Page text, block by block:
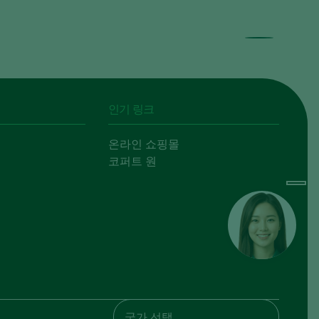
인기 링크
온라인 쇼핑몰
코퍼트 원